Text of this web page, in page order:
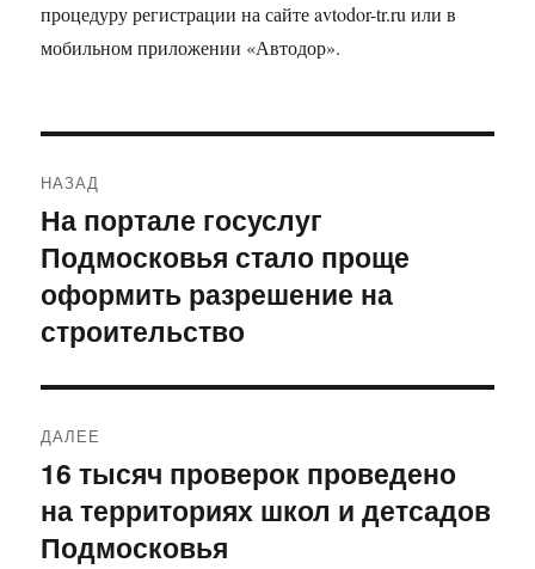
процедуру регистрации на сайте avtodor-tr.ru или в
мобильном приложении «Автодор».
по
записям
НАЗАД
Предыдущая
запись:
На портале госуслуг
Подмосковья стало проще
оформить разрешение на
строительство
ДАЛЕЕ
Следующая
запись:
16 тысяч проверок проведено
на территориях школ и детсадов
Подмосковья